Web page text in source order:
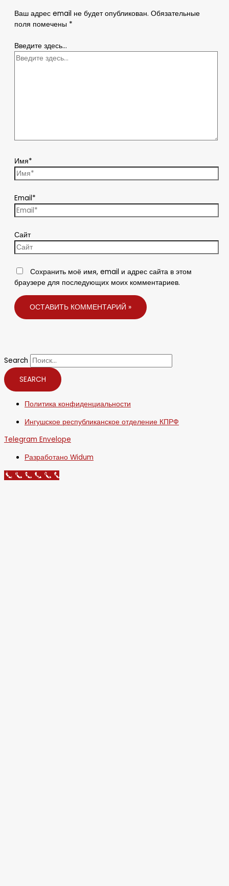
Ваш адрес email не будет опубликован. Обязательные
поля помечены *
Введите здесь...
Имя*
Email*
Сайт
Сохранить моё имя, email и адрес сайта в этом
браузере для последующих моих комментариев.
Search
SEARCH
Политика конфиденциальности
Ингушское республиканское отделение КПРФ
Telegram Envelope
Разработано Widum
Call Now Button